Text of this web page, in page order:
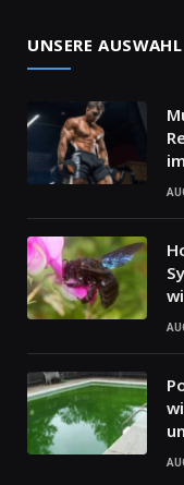
UNSERE AUSWAHL